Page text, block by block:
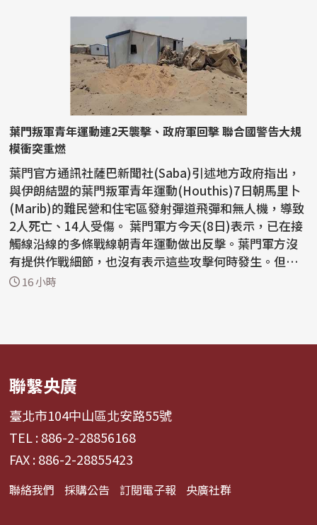
葉門叛軍青年運動連2天襲擊、政府軍回擊 聯合國警告大規
模衝突重燃
葉門官方通訊社薩巴新聞社(Saba)引述地方政府指出，
與伊朗結盟的葉門叛軍青年運動(Houthis)7日朝馬里卜
(Marib)的難民營和住宅區發射彈道飛彈和無人機，導致
2人死亡、14人受傷。 葉門軍方今天(8日)表示，已在接
觸線沿線的多條戰線朝青年運動做出反擊。葉門軍方沒
有提供作戰細節，也沒有表示這些攻擊何時發生。但軍
方表...
16 小時
聯繫央廣
臺北市104中山區北安路55號
TEL : 886-2-28856168
FAX : 886-2-28855423
聯絡我們 採購公告 訂閱電子報 央廣社群